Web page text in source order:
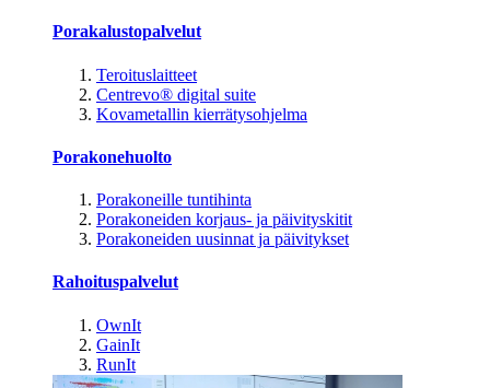
Porakalustopalvelut
Teroituslaitteet
Centrevo® digital suite
Kovametallin kierrätysohjelma
Porakonehuolto
Porakoneille tuntihinta
Porakoneiden korjaus- ja päivityskitit
Porakoneiden uusinnat ja päivitykset
Rahoituspalvelut
OwnIt
GainIt
RunIt